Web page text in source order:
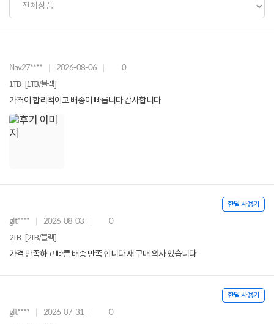
Nav27**** 2026-08-06 0
1TB : [1TB/블랙]
가격이 합리적이고 배송이 빠릅니다 감사합니다
한달 사용기
glt**** 2026-08-03 0
2TB : [2TB/블랙]
가격 만족하고 빠른 배송 만족 합니다 재 구매 의사 있습니다
한달 사용기
glt**** 2026-07-31 0